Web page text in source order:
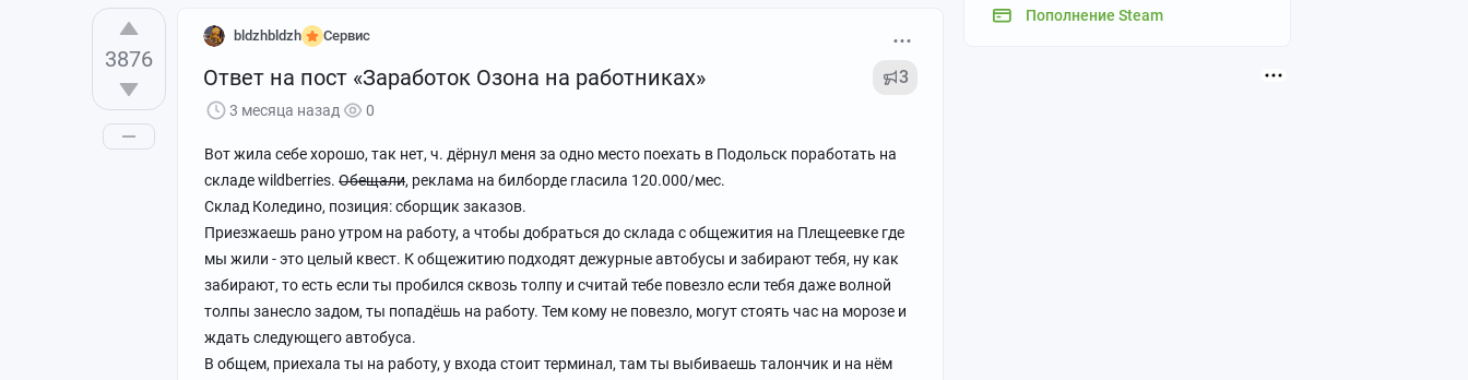
Пополнение Steam
3876
bldzhbldzh Сервис
Ответ на пост «Заработок Озона на работниках» 3
3 месяца назад 0
Вот жила себе хорошо, так нет, ч. дёрнул меня за одно место поехать в Подольск поработать на
складе wildberries. Обещали, реклама на билборде гласила 120.000/мес.
Склад Коледино, позиция: сборщик заказов.
Приезжаешь рано утром на работу, а чтобы добраться до склада с общежития на Плещеевке где
мы жили - это целый квест. К общежитию подходят дежурные автобусы и забирают тебя, ну как
забирают, то есть если ты пробился сквозь толпу и считай тебе повезло если тебя даже волной
толпы занесло задом, ты попадёшь на работу. Тем кому не повезло, могут стоять час на морозе и
ждать следующего автобуса.
В общем, приехала ты на работу, у входа стоит терминал, там ты выбиваешь талончик и на нём